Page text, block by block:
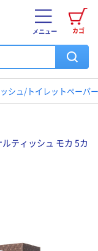
カゴ
メニュー
シュ/トイレットペーパ
ルティッシュ モカ 5カ